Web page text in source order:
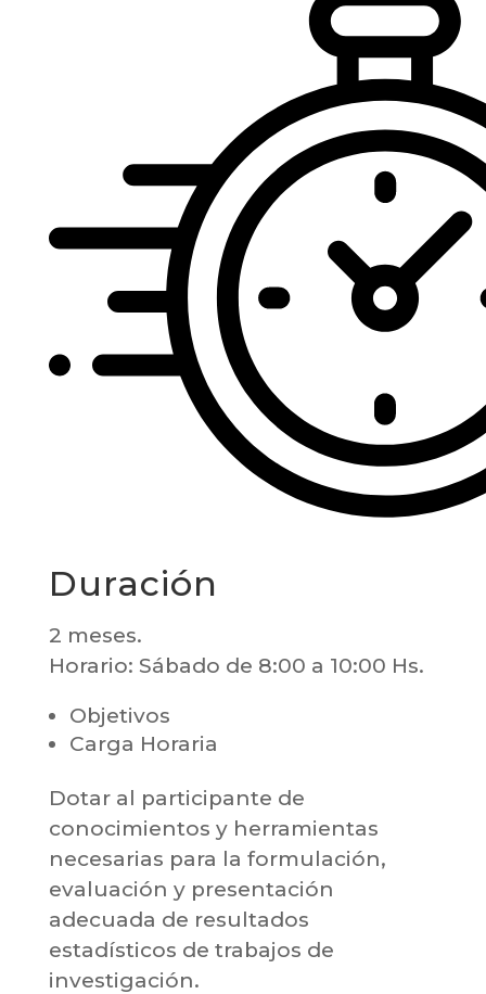
Duración
2 meses.
Horario: Sábado de 8:00 a 10:00 Hs.
Objetivos
Carga Horaria
Dotar al participante de
conocimientos y herramientas
necesarias para la formulación,
evaluación y presentación
adecuada de resultados
estadísticos de trabajos de
investigación.